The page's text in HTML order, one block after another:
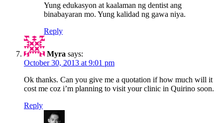
Yung edukasyon at kaalaman ng dentist ang
binabayaran mo. Yung kalidad ng gawa niya.
Reply
Myra says:
October 30, 2013 at 9:01 pm
Ok thanks. Can you give me a quotation if how much will it
cost me coz i’m planning to visit your clinic in Quirino soon.
Reply